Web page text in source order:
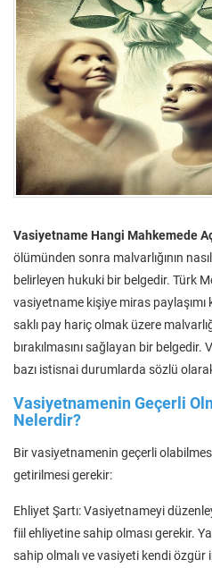
Vasiyetname Hangi Mahkemede
ölümünden sonra malvarlığının
belirleyen hukuki bir belgedir. Türk
vasiyetname kişiye miras
saklı pay hariç olmak üzere
bırakılmasını sağlayan bir belgedir.
bazı istisnai durumlarda sözlü
Vasiyetnamenin Geçerli
Nelerdir?
Bir vasiyetnamenin geçerli
getirilmesi gerekir:
Ehliyet Şartı: Vasiyetnameyi
fiil ehliyetine sahip olması gerekir.
sahip olmalı ve vasiyeti kendi özgür